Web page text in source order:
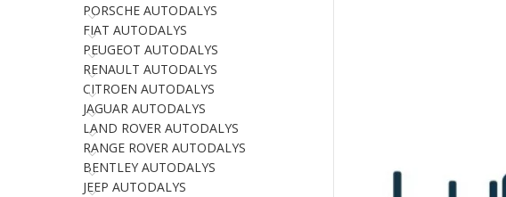
PORSCHE AUTODALYS
FIAT AUTODALYS
PEUGEOT AUTODALYS
RENAULT AUTODALYS
CITROEN AUTODALYS
JAGUAR AUTODALYS
LAND ROVER AUTODALYS
RANGE ROVER AUTODALYS
BENTLEY AUTODALYS
JEEP AUTODALYS